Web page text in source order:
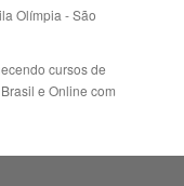
Olímpia - São
cursos de
e Online com